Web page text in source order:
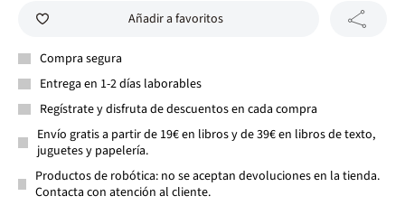
Añadir a favoritos
Compra segura
Entrega en 1-2 días laborables
Regístrate y disfruta de descuentos en cada compra
Envío gratis a partir de 19€ en libros y de 39€ en libros de texto,
juguetes y papelería.
Productos de robótica: no se aceptan devoluciones en la tienda.
Contacta con atención al cliente.